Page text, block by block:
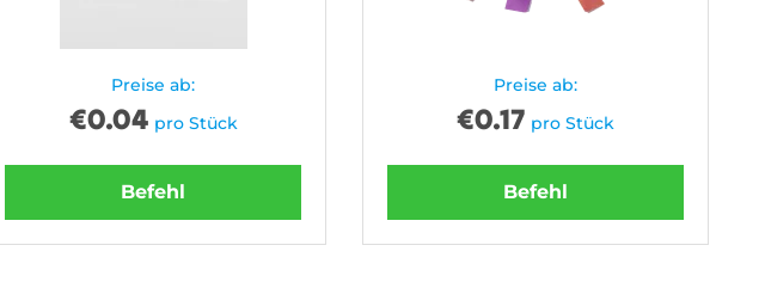
Preise ab:
€0.04 pro Stück
Befehl
Preise ab:
€0.17 pro Stück
Befehl